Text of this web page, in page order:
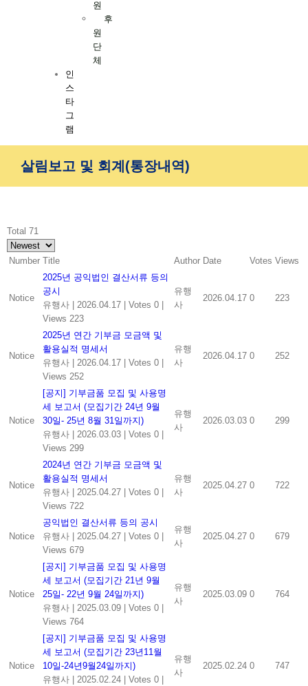
원
후
원
단
체
인
스
타
그
램
살림보고 및 회계(통장내역)
Total 71
Number Title Author Date Votes Views
Notice
2025년 공익법인 결산서류 등의
공시
유행사
2026.04.17 Votes 0
Views 223
유행
사
2026.04.17 0 223
Notice
2025년 연간 기부금 모금액 및
활용실적 명세서
유행사
2026.04.17 Votes 0
Views 252
유행
사
2026.04.17 0 252
Notice
[공지] 기부금품 모집 및 사용명
세 보고서 (모집기간 24년 9월
30일- 25년 8월 31일까지)
유행사
2026.03.03 Votes 0
Views 299
유행
사
2026.03.03 0 299
Notice
2024년 연간 기부금 모금액 및
활용실적 명세서
유행사
2025.04.27 Votes 0
Views 722
유행
사
2025.04.27 0 722
Notice
공익법인 결산서류 등의 공시
유행사
2025.04.27 Votes 0
Views 679
유행
사
2025.04.27 0 679
Notice
[공지] 기부금품 모집 및 사용명
세 보고서 (모집기간 21년 9월
25일- 22년 9월 24일까지)
유행사
2025.03.09 Votes 0
Views 764
유행
사
2025.03.09 0 764
Notice
[공지] 기부금품 모집 및 사용명
세 보고서 (모집기간 23년11월
10일-24년9월24일까지)
유행사
2025.02.24 Votes 0
유행
사
2025.02.24 0 747